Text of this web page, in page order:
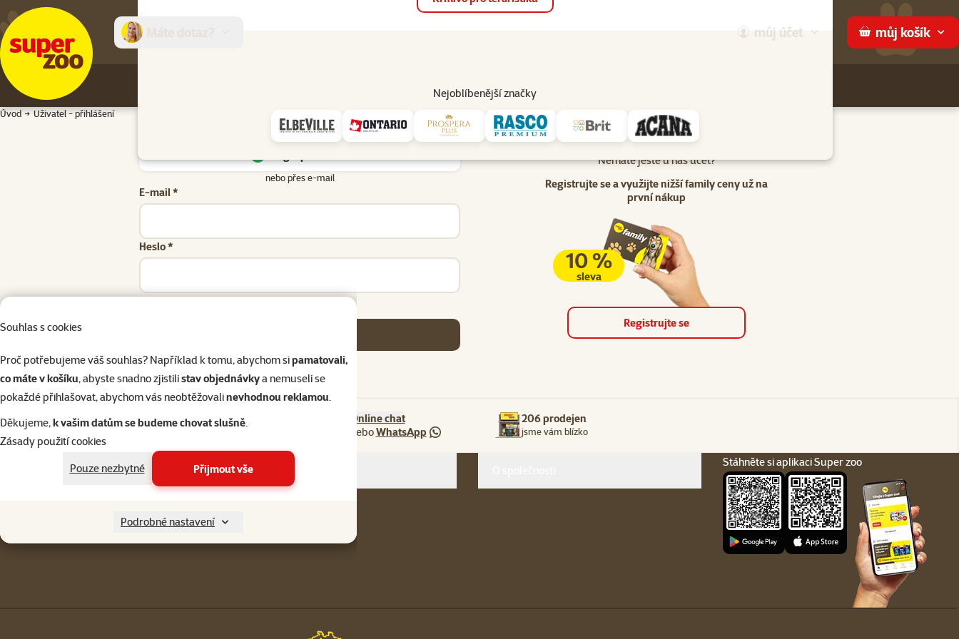
Souhlas s cookies
Proč potřebujeme váš souhlas? Například k tomu, abychom sipamatovali,
co máte v košíku, abyste snadno zjistilistav objednávkya nemuseli se
pokaždé přihlašovat, abychom vás neobtěžovalinevhodnou reklamou.
Děkujeme,k vašim datům se budeme chovat slušně.
Zásady použití cookies
Pouze nezbytné
Přijmout vše
Podrobné nastavení
můj účet můj košík
Nejoblíbenější značky
Prodejny Služby
Úvod Uživatel - přihlášení
Uživatel - přihlášení
nebo přes e-mail
E-mail *
Heslo *
Nemáte ještě u nás účet?
Registrujte se a využijte nižší family ceny už na
první nákup
10 %
sleva
Registrujte se
Napište nám
eshop@superzoo.cz
321 000 180
Online chat
neboWhatsApp
206 prodejen
jsme vám blízko
Pro zákazníky
Stáhněte si aplikaci Super zoo